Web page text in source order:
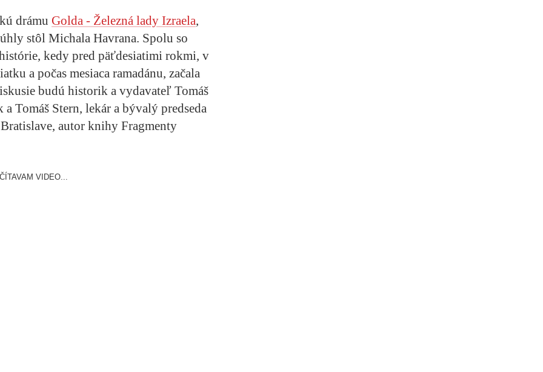
drámu Golda - Železná lady Izraela,
stôl Michala Havrana. Spolu so
kedy pred päťdesiatimi rokmi, v
a počas mesiaca ramadánu, začala
budú historik a vydavateľ Tomáš
Tomáš Stern, lekár a bývalý predseda
autor knihy Fragmenty
VIDEO...